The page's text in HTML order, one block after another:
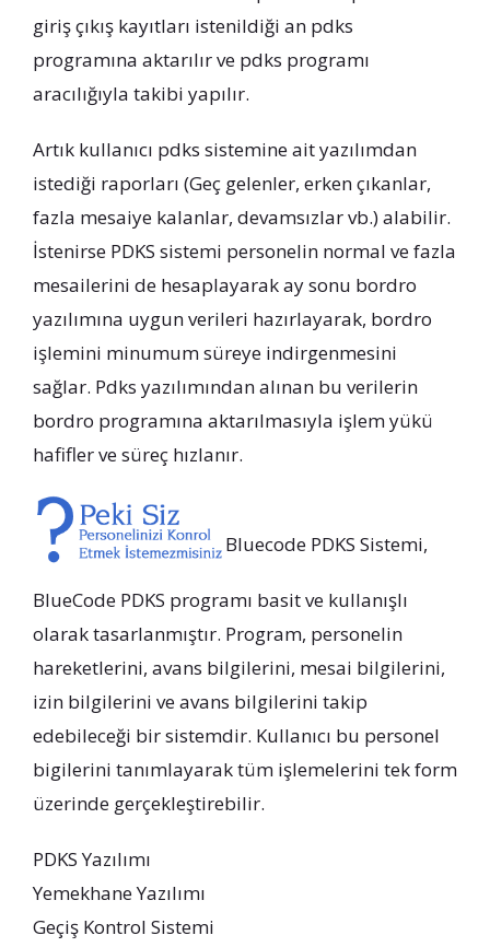
giriş çıkış kayıtları istenildiği an pdks
programına aktarılır ve pdks programı
aracılığıyla takibi yapılır.
Artık kullanıcı pdks sistemine ait yazılımdan
istediği raporları (Geç gelenler, erken çıkanlar,
fazla mesaiye kalanlar, devamsızlar vb.) alabilir.
İstenirse PDKS sistemi personelin normal ve fazla
mesailerini de hesaplayarak ay sonu bordro
yazılımına uygun verileri hazırlayarak, bordro
işlemini minumum süreye indirgenmesini
sağlar. Pdks yazılımından alınan bu verilerin
bordro programına aktarılmasıyla işlem yükü
hafifler ve süreç hızlanır.
Bluecode PDKS Sistemi,
BlueCode PDKS programı basit ve kullanışlı
olarak tasarlanmıştır. Program, personelin
hareketlerini, avans bilgilerini, mesai bilgilerini,
izin bilgilerini ve avans bilgilerini takip
edebileceği bir sistemdir. Kullanıcı bu personel
bigilerini tanımlayarak tüm işlemelerini tek form
üzerinde gerçekleştirebilir.
PDKS Yazılımı
Yemekhane Yazılımı
Geçiş Kontrol Sistemi